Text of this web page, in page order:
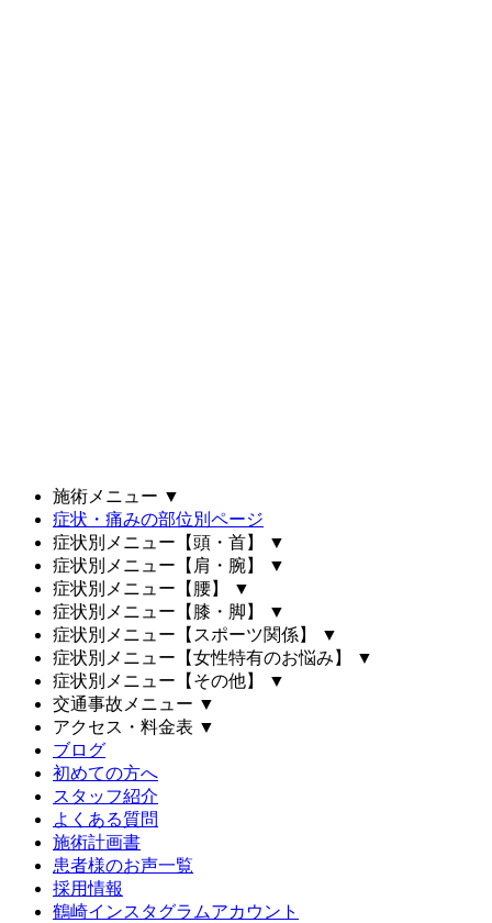
施術メニュー ▼
症状・痛みの部位別ページ
症状別メニュー【頭・首】
▼
症状別メニュー【肩・腕】
▼
症状別メニュー【腰】
▼
症状別メニュー【膝・脚】
▼
症状別メニュー【スポーツ関係】
▼
症状別メニュー【女性特有のお悩み】
▼
症状別メニュー【その他】
▼
交通事故メニュー ▼
アクセス・料金表 ▼
ブログ
初めての方へ
スタッフ紹介
よくある質問
施術計画書
患者様のお声一覧
採用情報
鶴崎インスタグラムアカウント